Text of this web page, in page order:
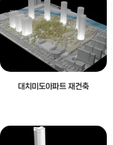
대치미도아파트 재건축